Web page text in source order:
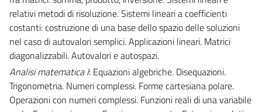
relativi metodi di risoluzione. Sistemi lineari a coefficienti
costanti: costruzione di una base dello spazio delle soluzioni
nel caso di autovalori semplici. Applicazioni lineari. Matrici
diagonalizzabili. Autovalori e autospazi.
Analisi matematica I: Equazioni algebriche. Disequazioni.
Trigonometria. Numeri complessi. Forme cartesiana polare.
Operazioni con numeri complessi. Funzioni reali di una variabile